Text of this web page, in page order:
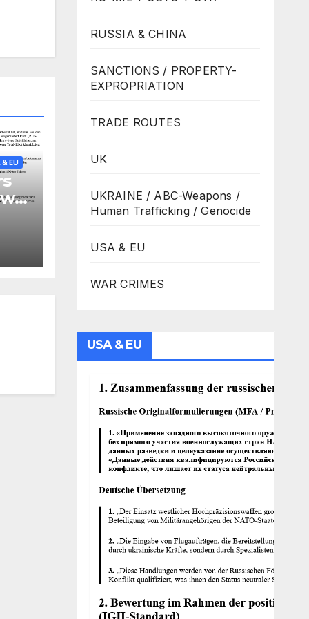
& EU
RUSSIA & CHINA
SANCTIONS / PROPERTY-
EXPROPRIATION
TRADE ROUTES
UK
UKRAINE / ABC-Weapons /
Human Trafficking / Genocide
USA & EU
WAR CRIMES
USA & EU